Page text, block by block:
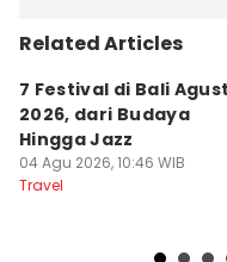
Related Articles
7 Festival di Bali
2026, dari Budaya
Hingga Jazz
04 Agu 2026, 10:46 WIB
Travel